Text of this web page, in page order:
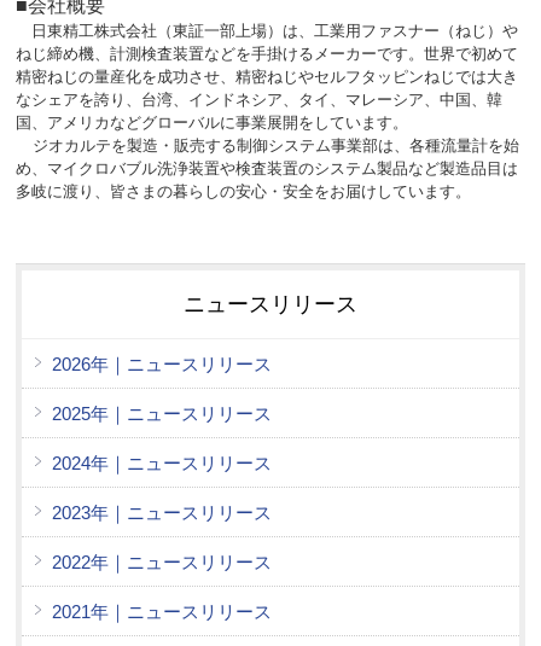
■会社概要
日東精工株式会社（東証一部上場）は、工業用ファスナー（ねじ）や
ねじ締め機、計測検査装置などを手掛けるメーカーです。世界で初めて
精密ねじの量産化を成功させ、精密ねじやセルフタッピンねじでは大き
なシェアを誇り、台湾、インドネシア、タイ、マレーシア、中国、韓
国、アメリカなどグローバルに事業展開をしています。
ジオカルテを製造・販売する制御システム事業部は、各種流量計を始
め、マイクロバブル洗浄装置や検査装置のシステム製品など製造品目は
多岐に渡り、皆さまの暮らしの安心・安全をお届けしています。
ニュースリリース
2026年｜ニュースリリース
2025年｜ニュースリリース
2024年｜ニュースリリース
2023年｜ニュースリリース
2022年｜ニュースリリース
2021年｜ニュースリリース